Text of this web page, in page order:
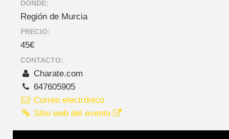
DONDE:
Región de Murcia
PRECIO:
45€
CONTACTO:
Charate.com
647605905
Correo electrónico
Sitio web del evento